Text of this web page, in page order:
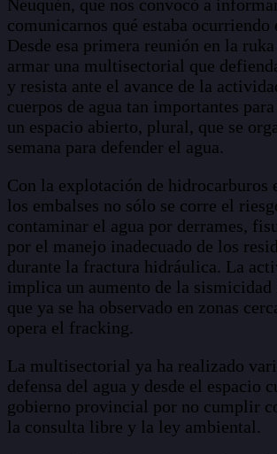
Neuquén, que nos convocó a
comunicarnos qué estaba
Desde esa primera reunión en la
armar una multisectorial que
y resista ante el avance de la
cuerpos de agua tan importantes
un espacio abierto, plural, que se
semana para defender el agua.
Con la explotación de hidrocarburos
los embalses no sólo se corre el
contaminar el agua por derrames,
por el manejo inadecuado de los
durante la fractura hidráulica. La
implica un aumento de la
que ya se ha observado en zonas
opera el fracking.
La multisectorial ya ha realizado
defensa del agua y desde el espacio
gobierno provincial por no cumplir
la consulta libre y la ley ambiental.